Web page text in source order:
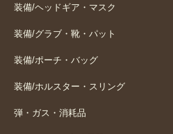
装備/ヘッドギア・マスク
装備/グラブ・靴・パット
装備/ポーチ・バッグ
装備/ホルスター・スリング
弾・ガス・消耗品